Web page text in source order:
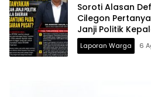
Soroti Alasan
Cilegon
Janji Politik
Anggaran Pusat
Laporan Warga 6